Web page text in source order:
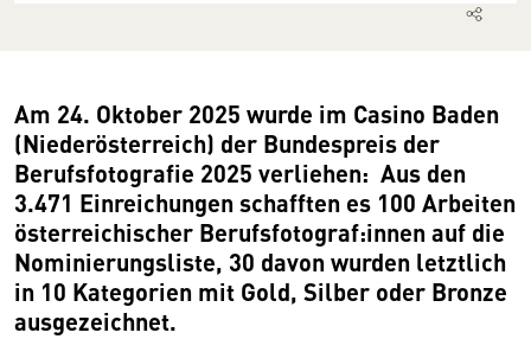
Am 24. Oktober 2025 wurde im Casino Baden
(Niederösterreich) der Bundespreis der
Berufsfotografie 2025 verliehen: Aus den
3.471 Einreichungen schafften es 100 Arbeiten
österreichischer Berufsfotograf:innen auf die
Nominierungsliste, 30 davon wurden letztlich
in 10 Kategorien mit Gold, Silber oder Bronze
ausgezeichnet.